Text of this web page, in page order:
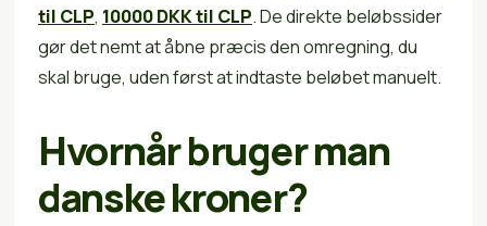
til CLP, 10000 DKK til CLP. De direkte beløbssider
gør det nemt at åbne præcis den omregning, du
skal bruge, uden først at indtaste beløbet manuelt.
Hvornår bruger man
danske kroner?